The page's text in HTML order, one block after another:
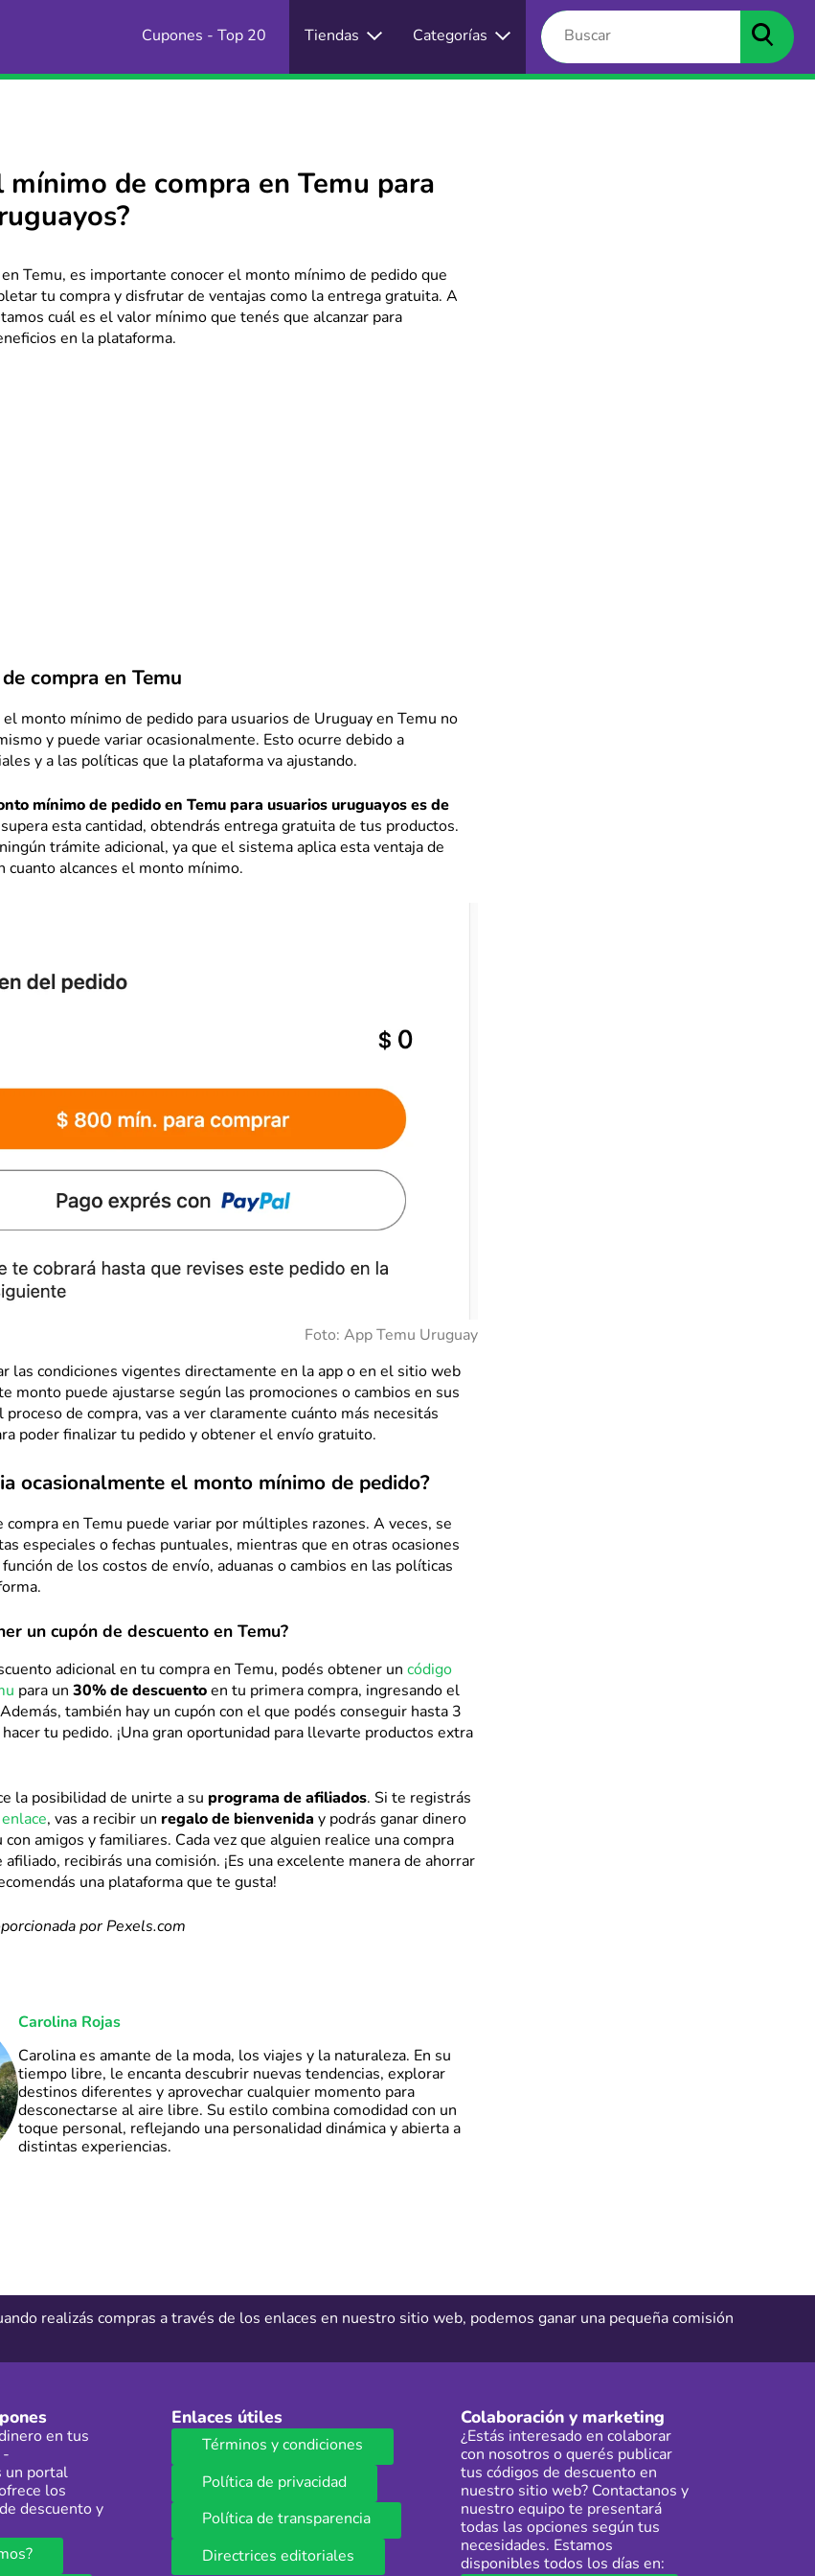
Cupones - Top 20 Tiendas Categorías
mínimo de compra en Temu para
Temu, es importante conocer el monto mínimo de pedido que
tu compra y disfrutar de ventajas como la entrega gratuita. A
cuál es el valor mínimo que tenés que alcanzar para
en la plataforma.
compra en Temu
el monto mínimo de pedido para usuarios de Uruguay en Temu no
y puede variar ocasionalmente. Esto ocurre debido a
y a las políticas que la plataforma va ajustando.
mínimo de pedido en Temu para usuarios uruguayos es de
esta cantidad, obtendrás entrega gratuita de tus productos.
trámite adicional, ya que el sistema aplica esta ventaja de
cuanto alcances el monto mínimo.
Foto: App Temu Uruguay
las condiciones vigentes directamente en la app o en el sitio web
monto puede ajustarse según las promociones o cambios en sus
de compra, vas a ver claramente cuánto más necesitás
poder finalizar tu pedido y obtener el envío gratuito.
ocasionalmente el monto mínimo de pedido?
compra en Temu puede variar por múltiples razones. A veces, se
especiales o fechas puntuales, mientras que en otras ocasiones
de los costos de envío, aduanas o cambios en las políticas
un cupón de descuento en Temu?
adicional en tu compra en Temu, podés obtener un código
para un 30% de descuento en tu primera compra, ingresando el
también hay un cupón con el que podés conseguir hasta 3
tu pedido. ¡Una gran oportunidad para llevarte productos extra
la posibilidad de unirte a su programa de afiliados. Si te registrás
, vas a recibir un regalo de bienvenida y podrás ganar dinero
amigos y familiares. Cada vez que alguien realice una compra
afiliado, recibirás una comisión. ¡Es una excelente manera de ahorrar
una plataforma que te gusta!
por Pexels.com
Carolina Rojas
Carolina es amante de la moda, los viajes y la naturaleza. En su
tiempo libre, le encanta descubrir nuevas tendencias, explorar
destinos diferentes y aprovechar cualquier momento para
desconectarse al aire libre. Su estilo combina comodidad con un
toque personal, reflejando una personalidad dinámica y abierta a
distintas experiencias.
realizás compras a través de los enlaces en nuestro sitio web, podemos ganar una pequeña comisión
en tus
-
un portal
los
descuento y
Enlaces útiles
Términos y condiciones
Política de privacidad
Política de transparencia
Directrices editoriales
Colaboración y marketing
¿Estás interesado en colaborar
con nosotros o querés publicar
tus códigos de descuento en
nuestro sitio web? Contactanos y
nuestro equipo te presentará
todas las opciones según tus
necesidades. Estamos
disponibles todos los días en: